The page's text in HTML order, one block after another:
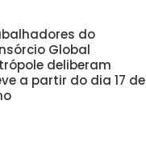
do
Global
deliberam
a partir do dia 17 de